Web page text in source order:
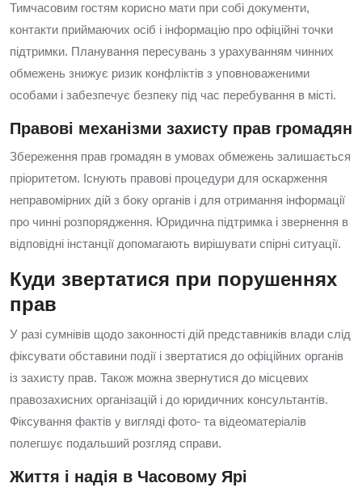
Тимчасовим гостям корисно мати при собі документи,
контакти приймаючих осіб і інформацію про офіційні точки
підтримки. Планування пересувань з урахуванням чинних
обмежень знижує ризик конфліктів з уповноваженими
особами і забезпечує безпеку під час перебування в місті.
Правові механізми захисту прав громадян
Збереження прав громадян в умовах обмежень залишається
пріоритетом. Існують правові процедури для оскарження
неправомірних дій з боку органів і для отримання інформації
про чинні розпорядження. Юридична підтримка і звернення в
відповідні інстанції допомагають вирішувати спірні ситуації.
Куди звертатися при порушеннях
прав
У разі сумнівів щодо законності дій представників влади слід
фіксувати обставини події і звертатися до офіційних органів
із захисту прав. Також можна звернутися до місцевих
правозахисних організацій і до юридичних консультантів.
Фіксування фактів у вигляді фото- та відеоматеріалів
полегшує подальший розгляд справи.
Життя і надія в Часовому Ярі